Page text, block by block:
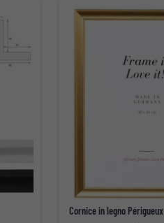
Cornice in legno Périgueux